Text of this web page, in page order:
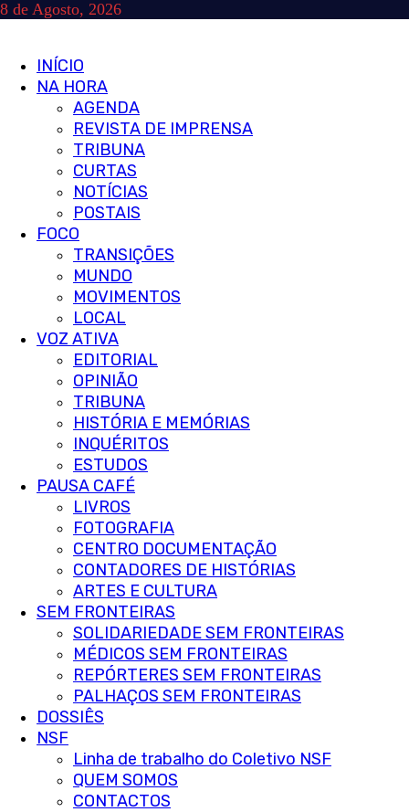
Skip
8 de Agosto, 2026
Primary
Menu
INÍCIO
NA HORA
AGENDA
REVISTA DE IMPRENSA
TRIBUNA
CURTAS
NOTÍCIAS
POSTAIS
FOCO
TRANSIÇÕES
MUNDO
MOVIMENTOS
LOCAL
VOZ ATIVA
EDITORIAL
OPINIÃO
TRIBUNA
HISTÓRIA E MEMÓRIAS
INQUÉRITOS
ESTUDOS
PAUSA CAFÉ
LIVROS
FOTOGRAFIA
CENTRO DOCUMENTAÇÃO
CONTADORES DE HISTÓRIAS
ARTES E CULTURA
SEM FRONTEIRAS
SOLIDARIEDADE SEM FRONTEIRAS
MÉDICOS SEM FRONTEIRAS
REPÓRTERES SEM FRONTEIRAS
PALHAÇOS SEM FRONTEIRAS
DOSSIÊS
NSF
Linha de trabalho do Coletivo NSF
QUEM SOMOS
CONTACTOS